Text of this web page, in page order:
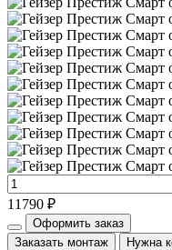
11790 ₽
Оформить заказ
Заказать монтаж
Нужна